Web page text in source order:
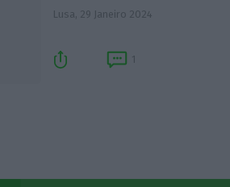
Lusa, 29 Janeiro 2024
1